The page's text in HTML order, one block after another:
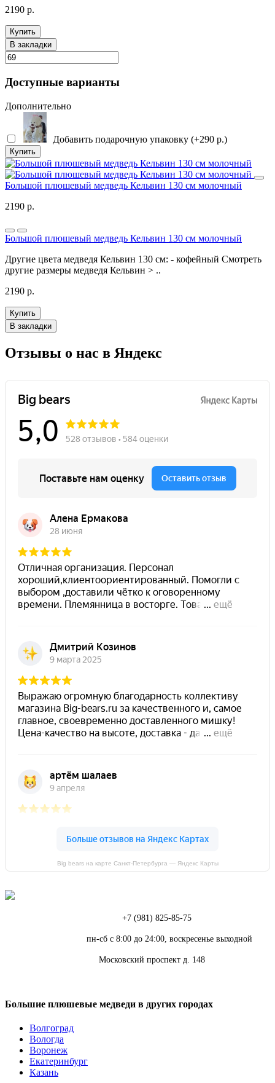
2190 р.
Купить
В закладки
Доступные варианты
Дополнительно
Добавить подарочную упаковку (+290 р.)
Купить
Большой плюшевый медведь Кельвин 130 см молочный
2190 р.
Большой плюшевый медведь Кельвин 130 см молочный
Другие цвета медведя Кельвин 130 см: - кофейный Смотреть
другие размеры медведя Кельвин > ..
2190 р.
Купить
В закладки
Отзывы о нас в Яндекс
Big bears на карте Санкт‑Петербурга — Яндекс Карты
+7 (981) 825-85-75
пн-сб с 8:00 до 24:00, воскресенье выходной
Московский проспект д. 148
Большие плюшевые медведи в других городах
Волгоград
Вологда
Воронеж
Екатеринбург
Казань